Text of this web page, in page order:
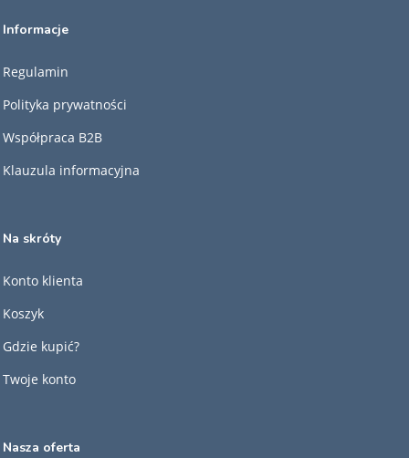
Informacje
Regulamin
Polityka prywatności
Współpraca B2B
Klauzula informacyjna
Na skróty
Konto klienta
Koszyk
Gdzie kupić?
Twoje konto
Nasza oferta